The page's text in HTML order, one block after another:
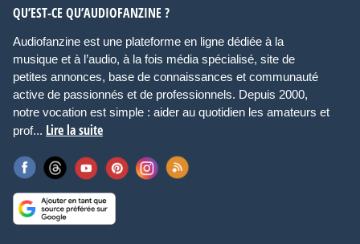
QU’EST-CE QU’AUDIOFANZINE ?
Audiofanzine est une plateforme en ligne dédiée à la
musique et à l’audio, à la fois média spécialisé, site de
petites annonces, base de connaissances et communauté
active de passionnés et de professionnels. Depuis 2000,
notre vocation est simple : aider au quotidien les amateurs et
prof... Lire la suite